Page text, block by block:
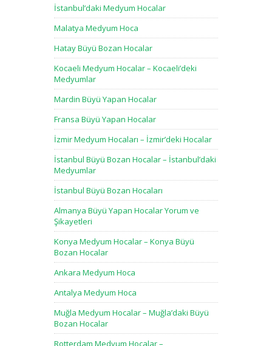
İstanbul’daki Medyum Hocalar
Malatya Medyum Hoca
Hatay Büyü Bozan Hocalar
Kocaeli Medyum Hocalar – Kocaeli’deki
Medyumlar
Mardin Büyü Yapan Hocalar
Fransa Büyü Yapan Hocalar
İzmir Medyum Hocaları – İzmir’deki Hocalar
İstanbul Büyü Bozan Hocalar – İstanbul’daki
Medyumlar
İstanbul Büyü Bozan Hocaları
Almanya Büyü Yapan Hocalar Yorum ve
Şikayetleri
Konya Medyum Hocalar – Konya Büyü
Bozan Hocalar
Ankara Medyum Hoca
Antalya Medyum Hoca
Muğla Medyum Hocalar – Muğla’daki Büyü
Bozan Hocalar
Rotterdam Medyum Hocalar –